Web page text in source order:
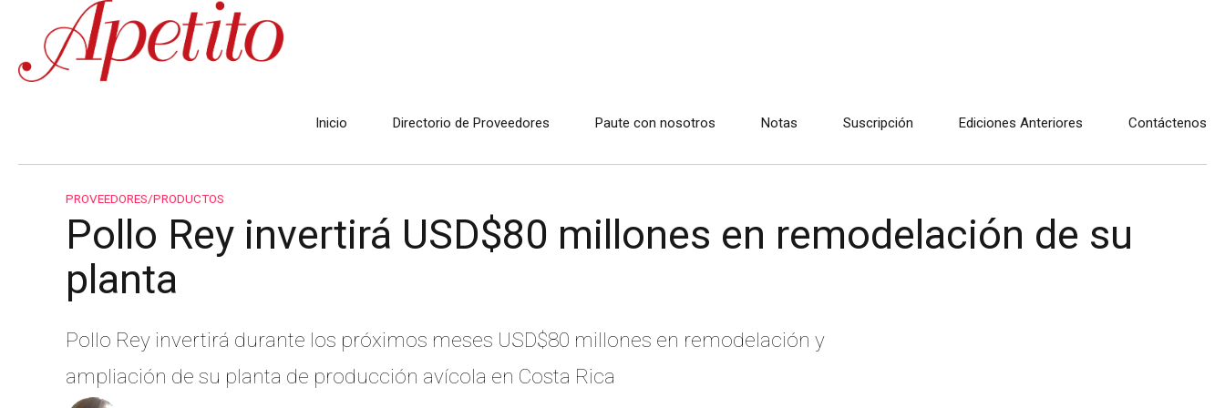
Inicio Directorio de Proveedores Paute con nosotros Notas Suscripción Ediciones Anteriores Contáctenos
PROVEEDORES/PRODUCTOS
Pollo Rey invertirá USD$80 millones en remodelación de su
planta
Pollo Rey invertirá durante los próximos meses USD$80 millones en remodelación y
ampliación de su planta de producción avícola en Costa Rica